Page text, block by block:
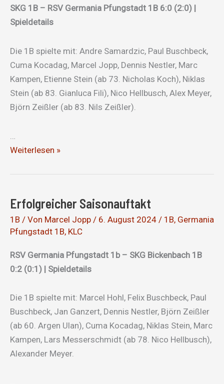
SKG 1B – RSV Germania Pfungstadt 1B 6:0 (2:0) |
Spieldetails
Die 1B spielte mit: Andre Samardzic, Paul Buschbeck,
Cuma Kocadag, Marcel Jopp, Dennis Nestler, Marc
Kampen, Etienne Stein (ab 73. Nicholas Koch), Niklas
Stein (ab 83. Gianluca Fili), Nico Hellbusch, Alex Meyer,
Björn Zeißler (ab 83. Nils Zeißler).
Kantersieg!!
Weiterlesen »
Erfolgreicher Saisonauftakt
1B / Von Marcel Jopp / 6. August 2024 / 1B, Germania
Pfungstadt 1B, KLC
RSV Germania Pfungstadt 1b – SKG Bickenbach 1B
0:2 (0:1) | Spieldetails
Die 1B spielte mit: Marcel Hohl, Felix Buschbeck, Paul
Buschbeck, Jan Ganzert, Dennis Nestler, Björn Zeißler
(ab 60. Argen Ulan), Cuma Kocadag, Niklas Stein, Marc
Kampen, Lars Messerschmidt (ab 78. Nico Hellbusch),
Alexander Meyer.